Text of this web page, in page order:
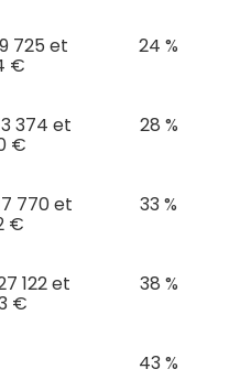
725 et
€
24 %
374 et
€
28 %
770 et
€
33 %
122 et
€
38 %
43 %